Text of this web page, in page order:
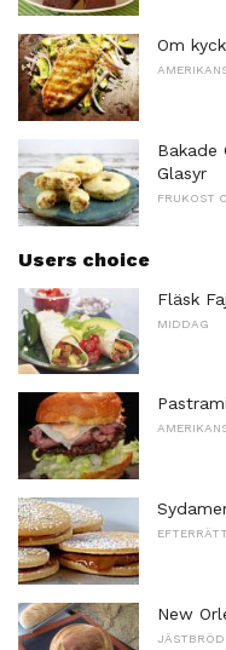
Om
Bakade
Glasyr
FRUKOST
Users choice
Fläsk
MIDDAG
New
JÄSTBRÖD